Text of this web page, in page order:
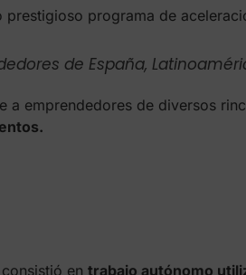
prestigioso programa de
de España,
a emprendedores de diversos
en trabajo autónomo